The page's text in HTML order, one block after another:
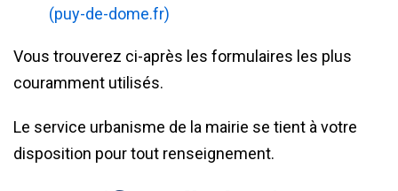
(puy-de-dome.fr)
Vous trouverez ci-après les formulaires les plus
couramment utilisés.
Le service urbanisme de la mairie se tient à votre
disposition pour tout renseignement.